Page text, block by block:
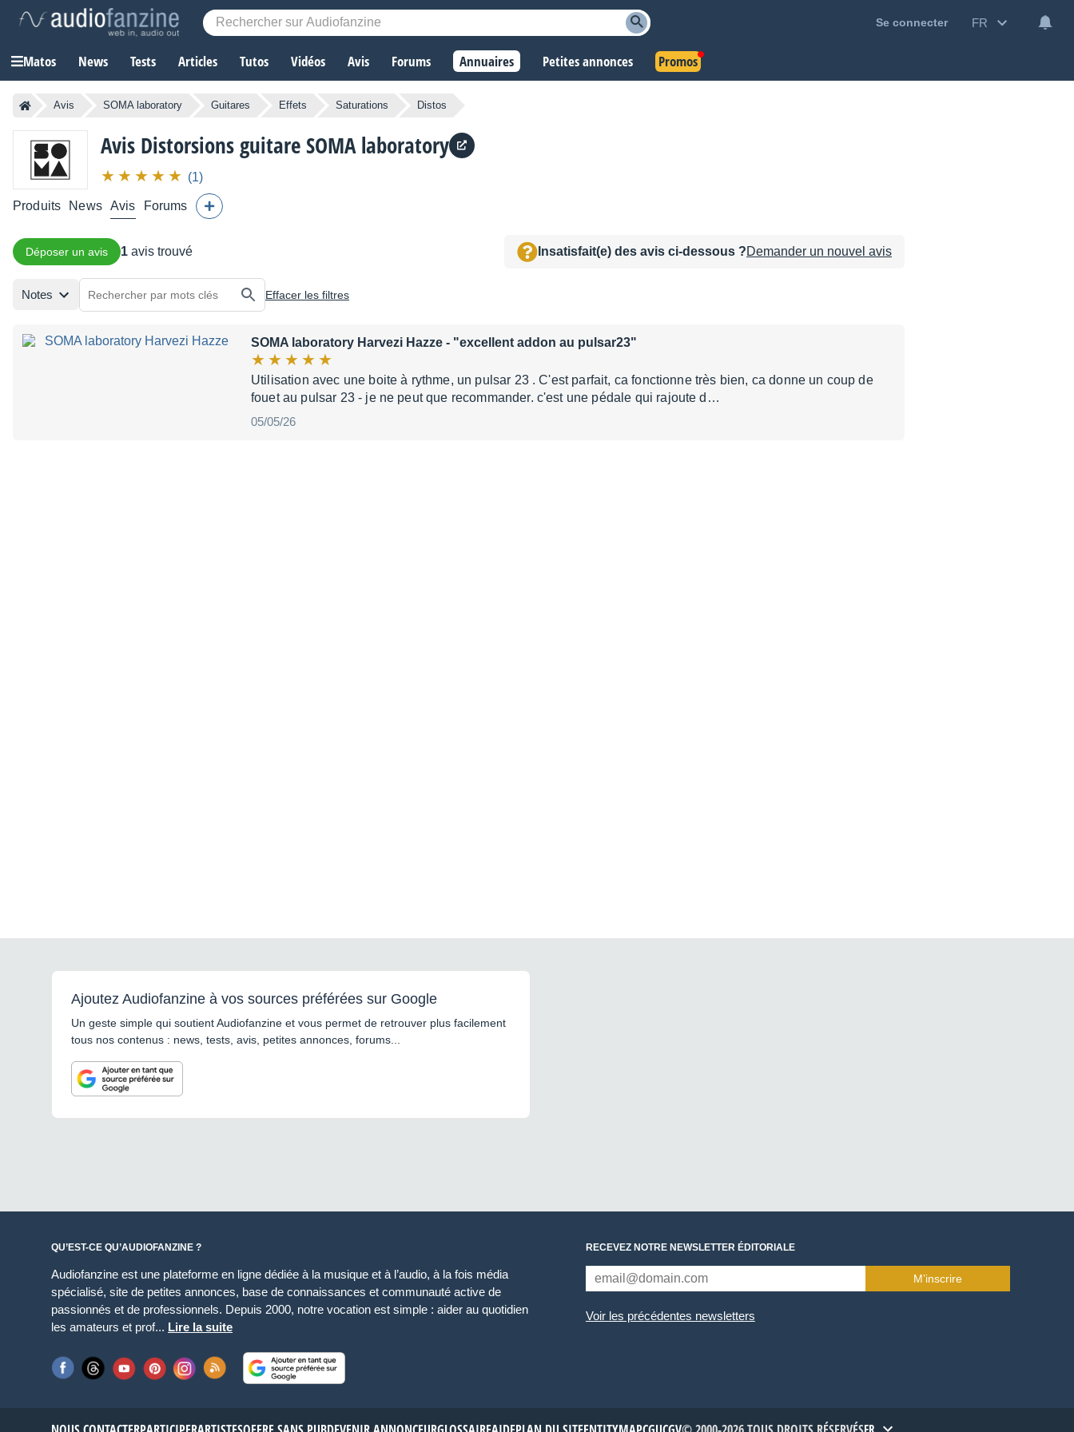
Se connecter FR
Matos News Tests Articles Tutos Vidéos Avis Forums Annuaires Petites annonces Promos
Avis SOMA laboratory Guitares Effets Saturations Distos
Avis Distorsions guitare SOMA laboratory
(1)
Produits News Avis Forums
Déposer un avis 1 avis trouvé Insatisfait(e) des avis ci-dessous ?Demander un nouvel avis
Notes Effacer les filtres
SOMA laboratory Harvezi Hazze - "excellent addon au pulsar23"
Utilisation avec une boite à rythme, un pulsar 23 . C'est parfait, ca fonctionne très bien, ca donne un coup de
fouet au pulsar 23 - je ne peut que recommander. c'est une pédale qui rajoute d…
05/05/26
Ajoutez Audiofanzine à vos sources préférées sur Google
Un geste simple qui soutient Audiofanzine et vous permet de retrouver plus facilement
tous nos contenus : news, tests, avis, petites annonces, forums...
QU’EST-CE QU’AUDIOFANZINE ?
Audiofanzine est une plateforme en ligne dédiée à la musique et à l’audio, à la fois média
spécialisé, site de petites annonces, base de connaissances et communauté active de
passionnés et de professionnels. Depuis 2000, notre vocation est simple : aider au quotidien
les amateurs et prof... Lire la suite
RECEVEZ NOTRE NEWSLETTER ÉDITORIALE
M’inscrire
Voir les précédentes newsletters
FR